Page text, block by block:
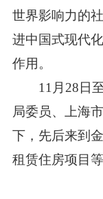
世界影响力的
进中国式现代
作用。
11月28日至
局委员、上海
下，先后来到
租赁住房项目